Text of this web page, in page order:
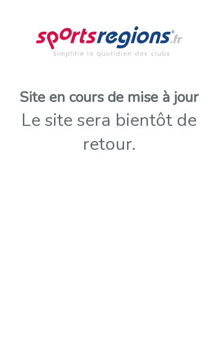
Site en cours de mise à jour
Le site sera bientôt de
retour.